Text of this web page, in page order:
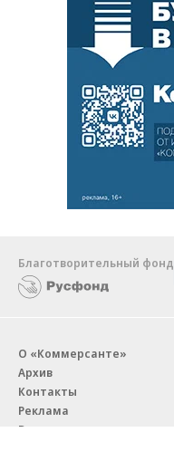
Благотворительный фонд
О «Коммерсанте»
Архив
Контакты
Реклама
Вакансии